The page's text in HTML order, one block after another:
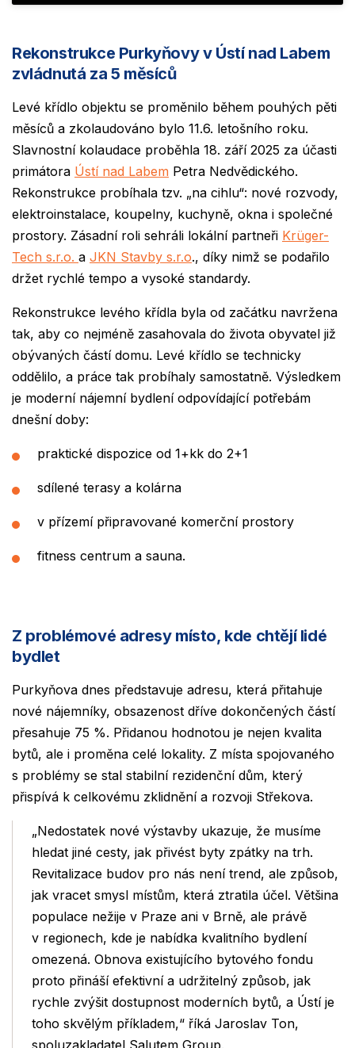
Rekonstrukce Purkyňovy v Ústí nad Labem
zvládnutá za 5 měsíců
Levé křídlo objektu se proměnilo během pouhých pěti
měsíců a zkolaudováno bylo 11.6. letošního roku.
Slavnostní kolaudace proběhla 18. září 2025 za účasti
primátora Ústí nad Labem Petra Nedvědického.
Rekonstrukce probíhala tzv. „na cihlu“: nové rozvody,
elektroinstalace, koupelny, kuchyně, okna i společné
prostory. Zásadní roli sehráli lokální partneři Krüger-
Tech s.r.o. a JKN Stavby s.r.o., díky nimž se podařilo
držet rychlé tempo a vysoké standardy.
Rekonstrukce levého křídla byla od začátku navržena
tak, aby co nejméně zasahovala do života obyvatel již
obývaných částí domu. Levé křídlo se technicky
oddělilo, a práce tak probíhaly samostatně. Výsledkem
je moderní nájemní bydlení odpovídající potřebám
dnešní doby:
praktické dispozice od 1+kk do 2+1
sdílené terasy a kolárna
v přízemí připravované komerční prostory
fitness centrum a sauna.
Z problémové adresy místo, kde chtějí lidé
bydlet
Purkyňova dnes představuje adresu, která přitahuje
nové nájemníky, obsazenost dříve dokončených částí
přesahuje 75 %. Přidanou hodnotou je nejen kvalita
bytů, ale i proměna celé lokality. Z místa spojovaného
s problémy se stal stabilní rezidenční dům, který
přispívá k celkovému zklidnění a rozvoji Střekova.
„Nedostatek nové výstavby ukazuje, že musíme
hledat jiné cesty, jak přivést byty zpátky na trh.
Revitalizace budov pro nás není trend, ale způsob,
jak vracet smysl místům, která ztratila účel. Většina
populace nežije v Praze ani v Brně, ale právě
v regionech, kde je nabídka kvalitního bydlení
omezená. Obnova existujícího bytového fondu
proto přináší efektivní a udržitelný způsob, jak
rychle zvýšit dostupnost moderních bytů, a Ústí je
toho skvělým příkladem,“ říká Jaroslav Ton,